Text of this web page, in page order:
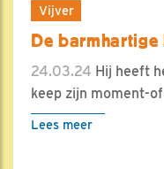
Vijver
De barmhartige
24.03.24 Hij heeft
keep zijn moment-
Lees meer